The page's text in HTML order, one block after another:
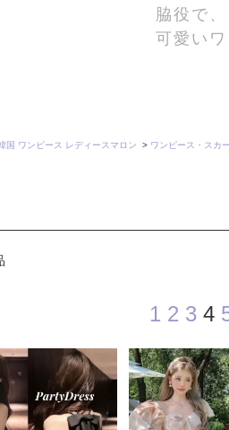
脇役で
可愛い
国 ワンピース レディースマロン > ワンピース・スカ
1 2 3 4